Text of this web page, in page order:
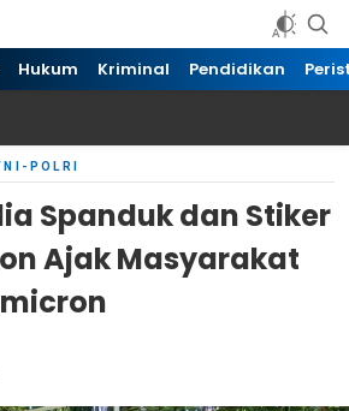
Hukum Kriminal Pendidikan
POLRI
Spanduk dan Stiker
Ajak Masyarakat